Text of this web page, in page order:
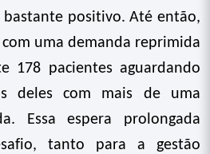
positivo. Até então,
uma demanda reprimida
178 pacientes aguardando
deles com mais de uma
Essa espera prolongada
tanto para a gestão